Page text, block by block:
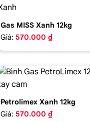
Gas MISS Xanh 12kg
Giá: 570.000 ₫
Petrolimex Xanh 12kg
Giá: 570.000 ₫